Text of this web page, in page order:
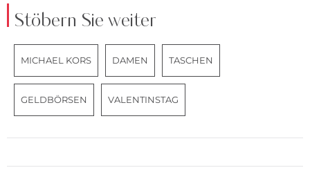
Stöbern Sie weiter
MICHAEL KORS DAMEN TASCHEN
GELDBÖRSEN VALENTINSTAG